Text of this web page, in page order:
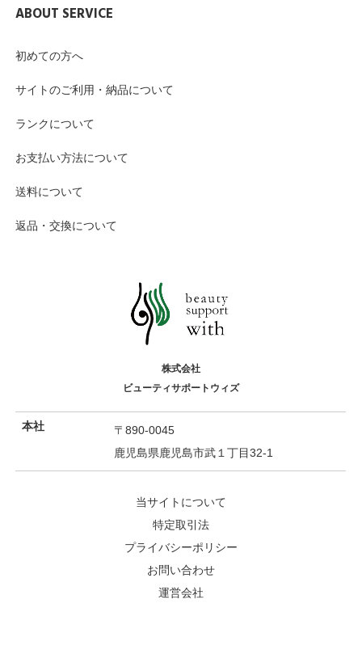
ABOUT SERVICE
初めての方へ
サイトのご利用・納品について
ランクについて
お支払い方法について
送料について
返品・交換について
株式会社
ビューティサポートウィズ
本社
〒890-0045
鹿児島県鹿児島市武１丁目32-1
当サイトについて
特定取引法
プライバシーポリシー
お問い合わせ
運営会社